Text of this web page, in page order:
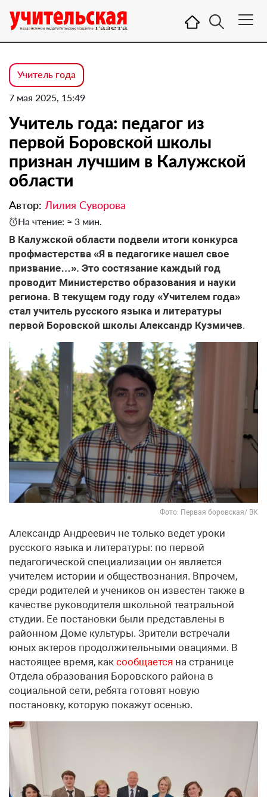
Учитель года
7 мая 2025, 15:49
Учитель года: педагог из
первой Боровской школы
признан лучшим в Калужской
области
Автор: Лилия Суворова
На чтение: ≈ 3 мин.
В Калужской области подвели итоги конкурса
профмастерства «Я в педагогике нашел свое
призвание…». Это состязание каждый год
проводит Министерство образования и науки
региона. В текущем году году «Учителем года»
стал учитель русского языка и литературы
первой Боровской школы Александр Кузмичев.
Фото: Первая боровская/ ВК
Александр Андреевич не только ведет уроки
русского языка и литературы: по первой
педагогической специализации он является
учителем истории и обществознания. Впрочем,
среди родителей и учеников он известен также в
качестве руководителя школьной театральной
студии. Ее постановки были представлены в
районном Доме культуры. Зрители встречали
юных актеров продолжительными овациями. В
настоящее время, как сообщается на странице
Отдела образования Боровского района в
социальной сети, ребята готовят новую
постановку, которую покажут осенью.